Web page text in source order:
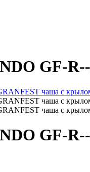
GF-
GF-